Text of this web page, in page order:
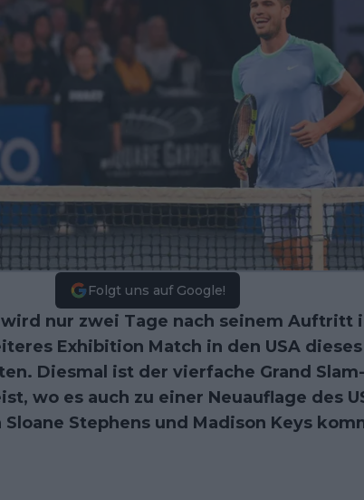
Folgt uns auf Google!
wird nur zwei Tage nach seinem Auftritt
Exhibition Match in den USA
Diesmal ist der vierfache Grand
wo es auch zu einer Neuauflage des
Sloane Stephens und Madison Keys